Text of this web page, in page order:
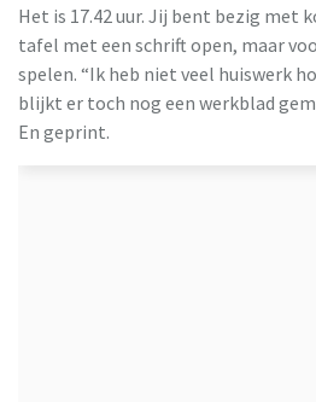
Het is 17.42 uur. Jij bent bezig met
tafel met een schrift open, maar
spelen. “Ik heb niet veel huiswerk
blijkt er toch nog een werkblad
En geprint.